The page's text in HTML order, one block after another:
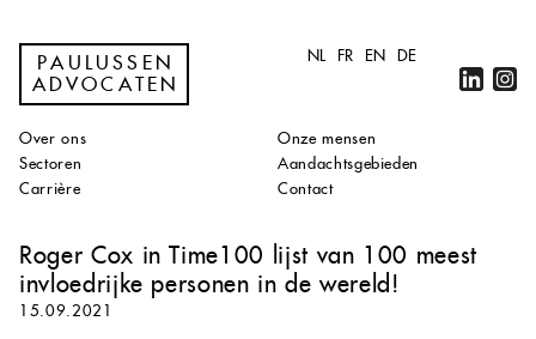
PAULUSSEN
ADVOCATEN
NL FR EN DE
Over ons
Onze mensen
Sectoren
Aandachtsgebieden
Carrière
Contact
Roger Cox in Time100 lijst van 100 meest
invloedrijke personen in de wereld!
15.09.2021